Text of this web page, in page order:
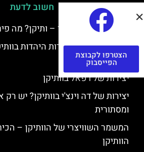
חשוב לדעת
למה קוראים לוותיקן – ותיקן? מה
כתבי יד עתיקים
יצירות של רפאל בוותיקן
יצירות של דה וינצ'י בוותיקן? יש
ומסתורית
המשמר השוויצרי של הוותיקן –
הוותיקן
הצטרפו לקבוצת
הפייסבוק